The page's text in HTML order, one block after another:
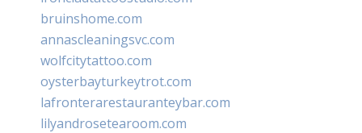
bruinshome.com
annascleaningsvc.com
wolfcitytattoo.com
oysterbayturkeytrot.com
lafronterarestauranteybar.com
lilyandrosetearoom.com